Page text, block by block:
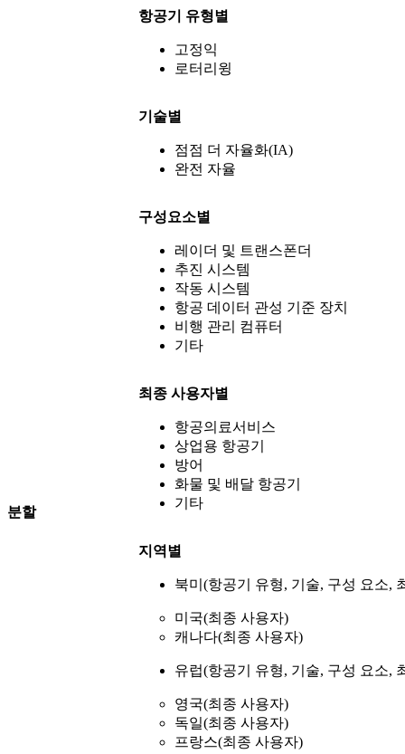
분할
항공기 유형별
고정익
로터리윙
기술별
점점 더 자율화(IA)
완전 자율
구성요소별
레이더 및 트랜스폰더
추진 시스템
작동 시스템
항공 데이터 관성 기준 장치
비행 관리 컴퓨터
기타
최종 사용자별
항공의료서비스
상업용 항공기
방어
화물 및 배달 항공기
기타
지역별
북미(항공기 유형, 기술, 구성 요소,
미국(최종 사용자)
캐나다(최종 사용자)
유럽(항공기 유형, 기술, 구성 요소,
영국(최종 사용자)
독일(최종 사용자)
프랑스(최종 사용자)